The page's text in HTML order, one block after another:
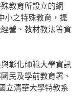
教育所設立的網
小之特殊教育，提
營、教材教法等資
彰化師範大學資訊
民及學前教育署、
立清華大學特教系